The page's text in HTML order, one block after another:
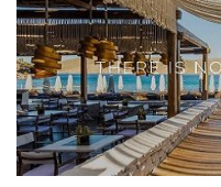
Γλώσσα
Ελληνικά English